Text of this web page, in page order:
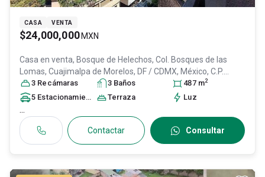
CASA VENTA
$24,000,000 MXN
Casa en venta, Bosque de Helechos, Col. Bosques de las
Lomas, Cuajimalpa de Morelos, DF / CDMX, México, C.P.
05120, ID:31621196
3 Recámaras 3 Baños 487 m2
5 Estacionamiento s Terraza Luz
...
Contactar Consultar